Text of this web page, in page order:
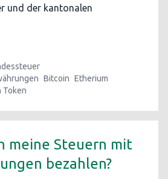
und der kantonalen
Bitcoin Etherium
Token
meine Steuern mit
bezahlen?